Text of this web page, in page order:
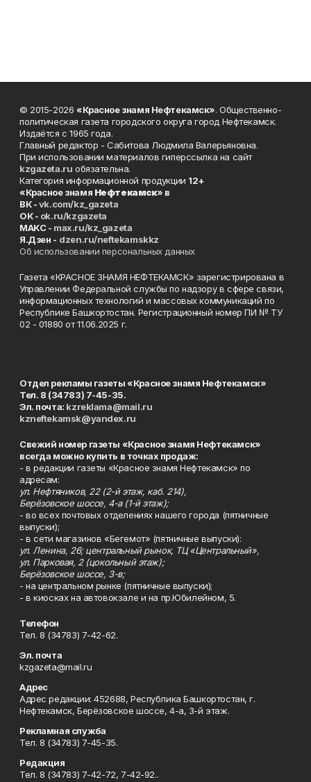
© 2015-2026 «Красное знамя Нефтекамск». Общественно-
политическая газета городского округа город Нефтекамск.
Издаётся с 1965 года.
Главный редактор - Сабитова Людмила Валерьяновна.
При использовании материалов гиперссылка на сайт
kzgazeta.ru обязательна.
Категория информационной продукции 12+
«Красное знамя Нефтекамск» в
ВК -vk.com/kz_gazeta
ОК - ok.ru/kzgazeta
MAKC - max.ru/kz_gazeta
Я.Дзен - dzen.ru/neftekamskkz
Об использовании персональных данных
Газета «КРАСНОЕ ЗНАМЯ НЕФТЕКАМСК» зарегистрирована в
Управлении Федеральной службы по надзору в сфере связи,
информационных технологий и массовых коммуникаций по
Республике Башкортостан. Регистрационный номер ПИ № ТУ
02 - 01880 от 11.06.2025 г.
Отдел рекламы газеты «Красное знамя Нефтекамск»
Тел. 8 (34783) 7-45-35.
Эл. почта: kzreklama@mail.ru
kzneftekamsk@yandex.ru
Свежий номер газеты «Красное знамя Нефтекамск»
всегда можно купить в точках продаж:
- в редакции газеты «Красное знамя Нефтекамск» по
адресам:
ул. Нефтяников, 22 (2-й этаж, каб. 214),
Берёзовское шоссе, 4-а (1-й этаж);
- во всех почтовых отделениях нашего города (пятничные
выпуски);
- в сети магазинов «Бегемот» (пятничные выпуски):
ул. Ленина, 26; центральный рынок, ТЦ «Центральный»,
ул. Парковая, 2 (цокольный этаж);
Берёзовское шоссе, 3-в;
- на центральном рынке (пятничные выпуски);
- в киосках на автовокзале и на пр.Юбилейном, 5.
Телефон
Тел. 8 (34783) 7-42-62.
Эл. почта
kzgazeta@mail.ru
Адрес
Адрес редакции: 452688, Республика Башкортостан, г.
Нефтекамск, Берёзовское шоссе, 4-а, 3-й этаж.
Рекламная служба
Тел. 8 (34783) 7-45-35.
Редакция
Тел. 8 (34783) 7-42-72, 7-42-92..